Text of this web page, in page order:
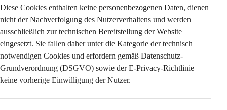
Diese Cookies enthalten keine personenbezogenen Daten, dienen
nicht der Nachverfolgung des Nutzerverhaltens und werden
ausschließlich zur technischen Bereitstellung der Website
eingesetzt. Sie fallen daher unter die Kategorie der technisch
notwendigen Cookies und erfordern gemäß Datenschutz-
Grundverordnung (DSGVO) sowie der E-Privacy-Richtlinie
keine vorherige Einwilligung der Nutzer.